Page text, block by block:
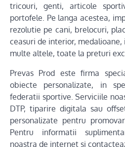
tricouri, genti, articole
portofele. Pe langa acestea,
rezolutie pe cani, brelocuri,
ceasuri de interior, medalioane,
multe altele, toate la preturi
Prevas Prod este firma
obiecte personalizate, in
federatii sportive. Serviciile
DTP, tiparire digitala sau
personalizate pentru
Pentru informatii
noastra de internet si